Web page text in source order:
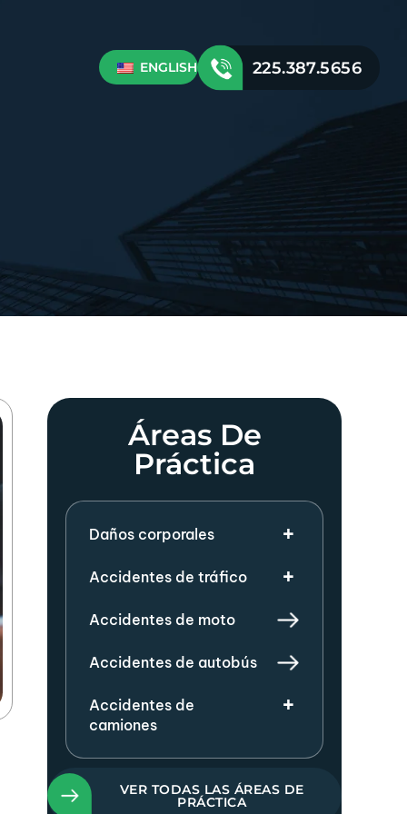
ENGLISH 225.387.5656
Áreas De
Práctica
Daños corporales
Accidentes de tráfico
Accidentes de moto
Accidentes de autobús
Accidentes de
camiones
VER TODAS LAS ÁREAS DE
PRÁCTICA